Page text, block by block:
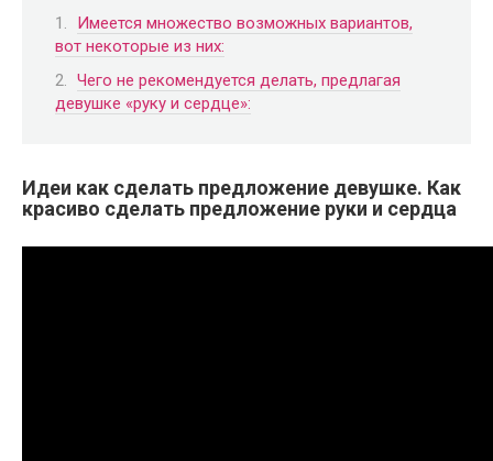
Имеется множество возможных вариантов,
вот некоторые из них:
Чего не рекомендуется делать, предлагая
девушке «руку и сердце»:
Идеи как сделать предложение девушке. Как
красиво сделать предложение руки и сердца